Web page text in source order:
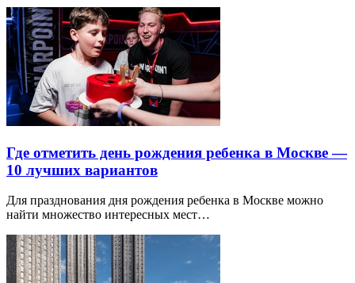
Где отметить день рождения ребенка в Москве —
10 лучших вариантов
Для празднования дня рождения ребенка в Москве можно
найти множество интересных мест…